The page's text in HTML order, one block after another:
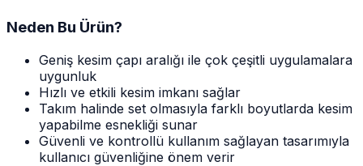
Neden Bu Ürün?
Geniş kesim çapı aralığı ile çok çeşitli uygulamalara
uygunluk
Hızlı ve etkili kesim imkanı sağlar
Takım halinde set olmasıyla farklı boyutlarda kesim
yapabilme esnekliği sunar
Güvenli ve kontrollü kullanım sağlayan tasarımıyla
kullanıcı güvenliğine önem verir